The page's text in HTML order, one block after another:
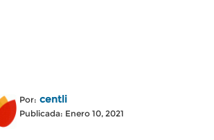
Por: centli
Publicada: Enero 10, 2021